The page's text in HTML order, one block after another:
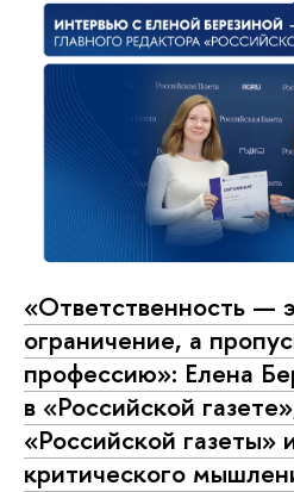
«Ответственность —
ограничение, а
профессию»: Елена
в «Российской
«Российской газеты»
критического